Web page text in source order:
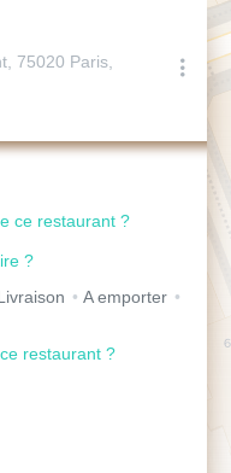
75020 Paris,
ce restaurant ?
?
A emporter
restaurant ?